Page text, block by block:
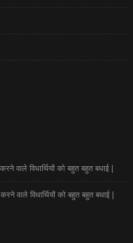
वाले विधार्थियों को बहुत बहुत बधाई |
वाले विधार्थियों को बहुत बहुत बधाई |